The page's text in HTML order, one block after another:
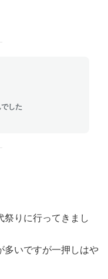
した
祭りに行ってきまし
多いですが一押しはや